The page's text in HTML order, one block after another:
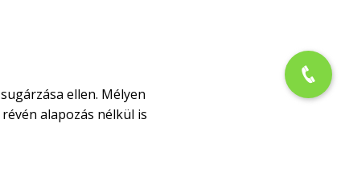
ellen. Mélyen
alapozás nélkül is